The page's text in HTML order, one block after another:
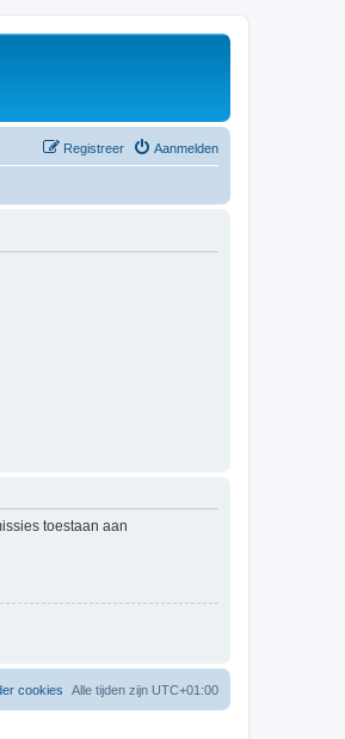
Aanmelden
Registreer
toestaan aan
Alle tijden zijn UTC+01:00
cookies